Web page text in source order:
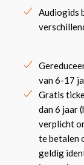
Audiogids
van 6-17
Gratis
dan 6 jaar
verplicht
te betalen
geldig